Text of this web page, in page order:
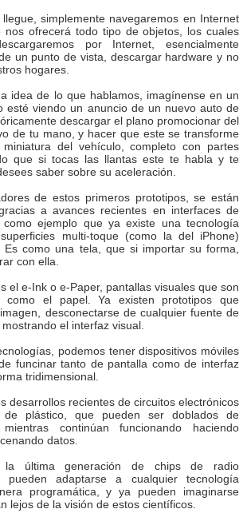
simplemente navegaremos en Internet
nos ofrecerá todo tipo de objetos, los cuales
por Internet, esencialmente
un punto de vista, descargar hardware y no
hogares.
idea de lo que hablamos, imagínense en un
esté viendo un anuncio de un nuevo auto de
descargar el plano promocionar del
de tu mano, y hacer que este se transforme
del vehículo, completo con partes
que si tocas las llantas este te habla y te
saber sobre su aceleración.
de estos primeros prototipos, se están
a avances recientes en interfaces de
como ejemplo que ya existe una tecnología
multi-toque (como la del iPhone)
Es como una tela, que si importar su forma,
con ella.
el e-Ink o e-Paper, pantallas visuales que son
como el papel. Ya existen prototipos que
desconectarse de cualquier fuente de
el interfaz visual.
podemos tener dispositivos móviles
funcinar tanto de pantalla como de interfaz
tridimensional.
desarrollos recientes de circuitos electrónicos
de plástico, que pueden ser doblados de
continúan funcionando haciendo
datos.
última generación de chips de radio
pueden adaptarse a cualquier tecnología
programática, y ya pueden imaginarse
lejos de la visión de estos científicos.